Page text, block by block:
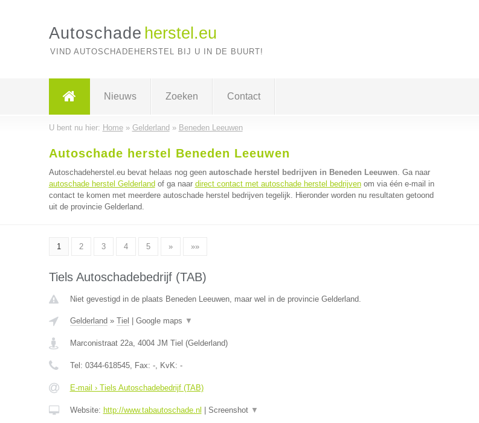
Autoschade herstel.eu
VIND AUTOSCHADEHERSTEL BIJ U IN DE BUURT!
Nieuws Zoeken Contact
U bent nu hier: Home» Gelderland » Beneden Leeuwen
Autoschade herstel Beneden Leeuwen
Autoschadeherstel.eu bevat helaas nog geen autoschade herstel bedrijven in Beneden Leeuwen. Ga naar
autoschade herstel Gelderland of ga naar direct contact met autoschade herstel bedrijvenom via één e-mail in
contact te komen met meerdere autoschade herstel bedrijven tegelijk. Hieronder worden nu resultaten getoond
uit de provincie Gelderland.
1 2 3 4 5 » »»
Tiels Autoschadebedrijf (TAB)
Niet gevestigd in de plaats Beneden Leeuwen, maar wel in de provincie Gelderland.
Gelderland » Tiel Google maps ▼
Marconistraat 22a, 4004 JM Tiel (Gelderland)
Tel: 0344-618545, Fax: -, KvK: -
E-mail › Tiels Autoschadebedrijf (TAB)
Website: http://www.tabautoschade.nl Screenshot ▼